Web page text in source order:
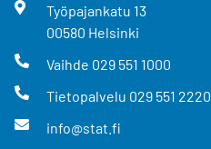
Työpajankatu 13
00580 Helsinki
Vaihde 029 551 1000
Tietopalvelu 029 551 2220
info@stat.fi